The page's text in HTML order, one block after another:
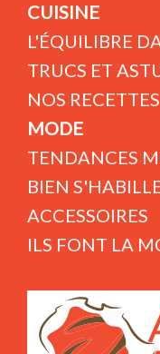
CUISINE
L'ÉQUILIBRE
TRUCS ET
NOS RECETTES
MODE
TENDANCES
BIEN
ACCESSOIRES
ILS FONT LA